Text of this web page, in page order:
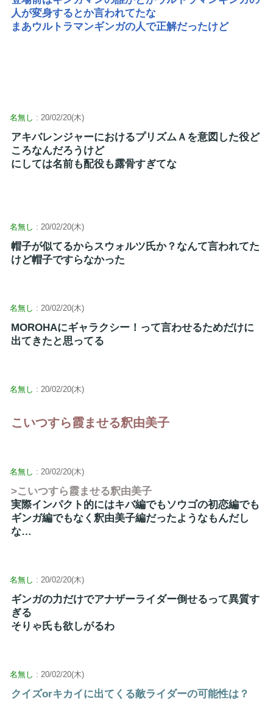
人が変身するとか言われてたな
まあウルトラマンギンガの人で正解だったけど
名無し : 20/02/20(木)
アキバレンジャーにおけるプリズムＡを意図した役ど
ころなんだろうけど
にしては名前も配役も露骨すぎてな
名無し : 20/02/20(木)
帽子が似てるからスウォルツ氏か？なんて言われてた
けど帽子ですらなかった
名無し : 20/02/20(木)
MOROHAにギャラクシー！って言わせるためだけに
出てきたと思ってる
名無し : 20/02/20(木)
こいつすら霞ませる釈由美子
名無し : 20/02/20(木)
>こいつすら霞ませる釈由美子
実際インパクト的にはキバ編でもソウゴの初恋編でも
ギンガ編でもなく釈由美子編だったようなもんだし
な…
名無し : 20/02/20(木)
ギンガの力だけでアナザーライダー倒せるって異質す
ぎる
そりゃ氏も欲しがるわ
名無し : 20/02/20(木)
クイズorキカイに出てくる敵ライダーの可能性は？